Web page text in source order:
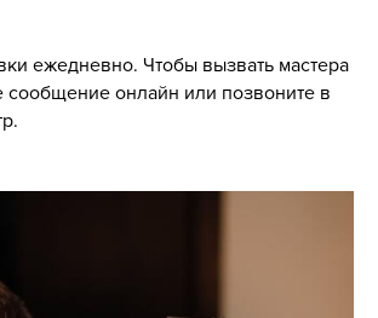
ежедневно. Чтобы вызвать мастера
сообщение онлайн или позвоните в